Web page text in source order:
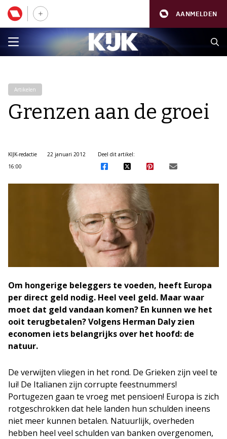
AANMELDEN
Artikelen
Grenzen aan de groei
KIJK-redactie
22 januari 2012
16:00
Deel dit artikel:
Om hongerige beleggers te voeden, heeft Europa
per direct geld nodig. Heel veel geld. Maar waar
moet dat geld vandaan komen? En kunnen we het
ooit terugbetalen? Volgens Herman Daly zien
economen iets belangrijks over het hoofd: de
natuur.
De verwijten vliegen in het rond. De Grieken zijn veel te
lui! De Italianen zijn corrupte feestnummers!
Portugezen gaan te vroeg met pensioen! Europa is zich
rotgeschrokken dat hele landen hun schulden ineens
niet meer kunnen betalen. Natuurlijk, overheden
hebben heel veel schulden van banken overgenomen,